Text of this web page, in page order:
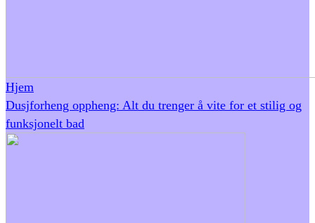
Hjem
Dusjforheng oppheng: Alt du trenger å vite for et stilig og
funksjonelt bad